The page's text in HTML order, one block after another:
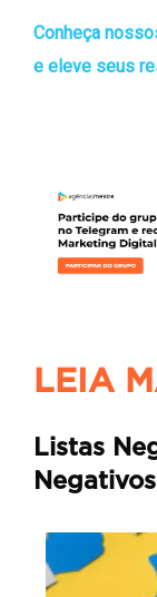
Conheça
e eleve seus
LEIA
Listas